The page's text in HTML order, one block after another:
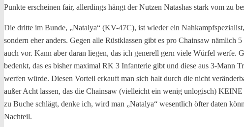
Punkte erscheinen fair, allerdings hängt der Nutzen Natashas stark vom zu
Die dritte im Bunde, „Natalya“ (KV-47C), ist wieder ein
sondern eher anders. Gegen alle Rüstklassen gibt es pro Chainsaw
auch vor. Kann aber daran liegen, das ich generell gern viele Würfel werfe.
bedenkt, das es bisher maximal RK 3 Infanterie gibt und diese aus 3-Mann
werfen würde. Diesen Vorteil erkauft man sich halt durch die nicht
außer Acht lassen, das die Chainsaw (vielleicht ein wenig unlogisch)
zu Buche schlägt, denke ich, wird man „Natalya“ wesentlich öfter daten
Nachteil.